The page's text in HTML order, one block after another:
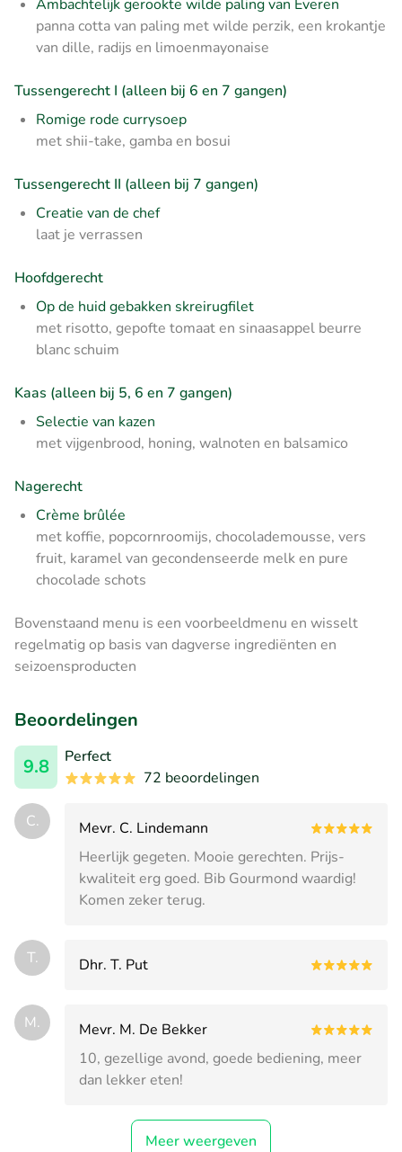
Ambachtelijk gerookte wilde paling van Everen
panna cotta van paling met wilde perzik, een krokantje
van dille, radijs en limoenmayonaise
Tussengerecht I (alleen bij 6 en 7 gangen)
Romige rode currysoep
met shii-take, gamba en bosui
Tussengerecht II (alleen bij 7 gangen)
Creatie van de chef
laat je verrassen
Hoofdgerecht
Op de huid gebakken skreirugfilet
met risotto, gepofte tomaat en sinaasappel beurre
blanc schuim
Kaas (alleen bij 5, 6 en 7 gangen)
Selectie van kazen
met vijgenbrood, honing, walnoten en balsamico
Nagerecht
Crème brûlée
met koffie, popcornroomijs, chocolademousse, vers
fruit, karamel van gecondenseerde melk en pure
chocolade schots
Bovenstaand menu is een voorbeeldmenu en wisselt
regelmatig op basis van dagverse ingrediënten en
seizoensproducten
Beoordelingen
9.8
Perfect
72 beoordelingen
C.
Mevr. C. Lindemann
Heerlijk gegeten. Mooie gerechten. Prijs-
kwaliteit erg goed. Bib Gourmond waardig!
Komen zeker terug.
T. Dhr. T. Put
M.
Mevr. M. De Bekker
10, gezellige avond, goede bediening, meer
dan lekker eten!
Meer weergeven